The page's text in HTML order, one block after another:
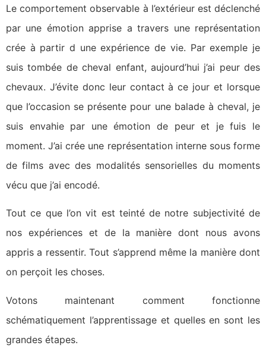
Le comportement observable à l’extérieur est déclenché
par une émotion apprise a travers une représentation
crée à partir d une expérience de vie. Par exemple je
suis tombée de cheval enfant, aujourd’hui j’ai peur des
chevaux. J’évite donc leur contact à ce jour et lorsque
que l’occasion se présente pour une balade à cheval, je
suis envahie par une émotion de peur et je fuis le
moment. J’ai crée une représentation interne sous forme
de films avec des modalités sensorielles du moments
vécu que j’ai encodé.
Tout ce que l’on vit est teinté de notre subjectivité de
nos expériences et de la manière dont nous avons
appris a ressentir. Tout s’apprend même la manière dont
on perçoit les choses.
Votons maintenant comment fonctionne
schématiquement l’apprentissage et quelles en sont les
grandes étapes.